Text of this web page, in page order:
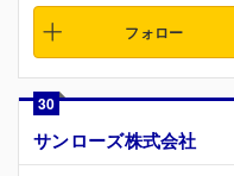
フォロー
30
サンローズ株式会社